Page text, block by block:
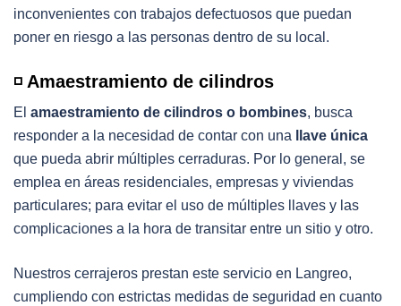
inconvenientes con trabajos defectuosos que puedan
poner en riesgo a las personas dentro de su local.
◽️ Amaestramiento de cilindros
El amaestramiento de cilindros o bombines, busca
responder a la necesidad de contar con una llave única
que pueda abrir múltiples cerraduras. Por lo general, se
emplea en áreas residenciales, empresas y viviendas
particulares; para evitar el uso de múltiples llaves y las
complicaciones a la hora de transitar entre un sitio y otro.
Nuestros cerrajeros prestan este servicio en Langreo,
cumpliendo con estrictas medidas de seguridad en cuanto